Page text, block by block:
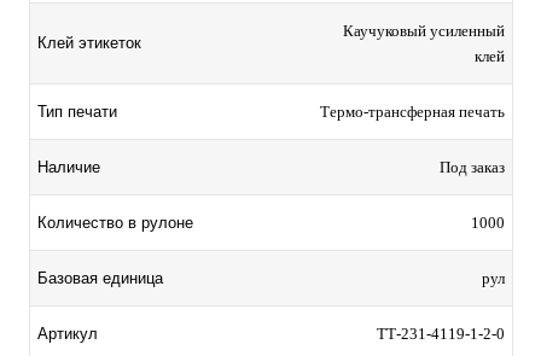
Клей этикеток
Каучуковый усиленный
клей
Тип печати Термо-трансферная печать
Наличие Под заказ
Количество в рулоне 1000
Базовая единица рул
Артикул TТ-231-4119-1-2-0